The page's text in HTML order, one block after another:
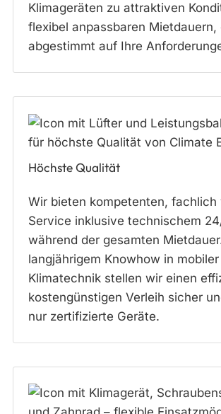
Klimageräten zu attraktiven
flexibel anpassbaren Mietdauern,
abgestimmt auf Ihre
Höchste Qualität
Wir bieten kompetenten, fachlich
Service inklusive technischem
während der gesamten
langjährigem Knowhow in
Klimatechnik stellen wir einen
kostengünstigen Verleih sicher
nur zertifizierte Geräte.